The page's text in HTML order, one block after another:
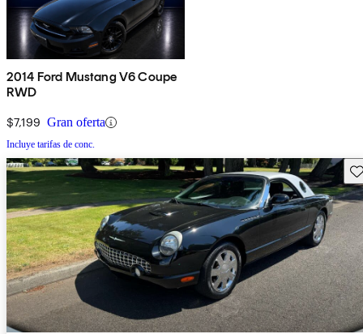
2014 Ford Mustang V6 Coupe
RWD
$7,199 Gran oferta
Incluye tarifas de conc.